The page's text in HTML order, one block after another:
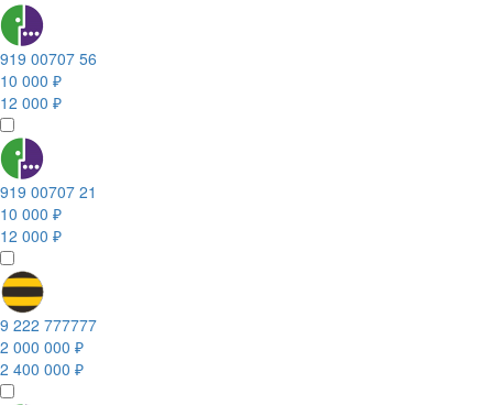
919 00707 56
10 000 ₽
12 000 ₽
919 00707 21
10 000 ₽
12 000 ₽
9 222 777777
2 000 000 ₽
2 400 000 ₽